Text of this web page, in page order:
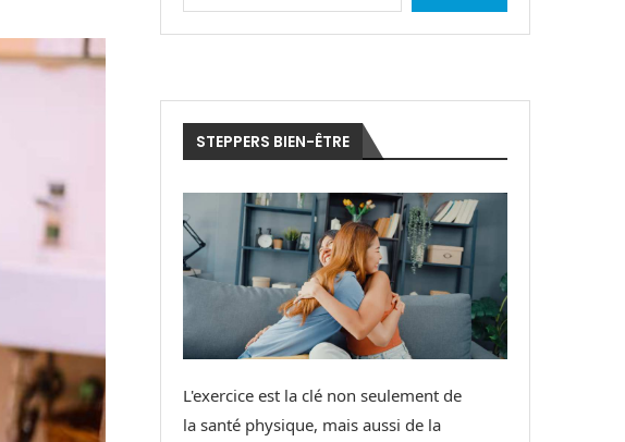
STEPPERS BIEN-ÊTRE
L'exercice est la clé non seulement de
la santé physique, mais aussi de la